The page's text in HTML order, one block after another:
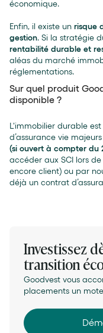
économique.
Enfin, il existe un risque
gestion. Si la stratégie
rentabilité durable et
aléas du marché
réglementations.
Sur quel produit
disponible ?
L'immobilier durable
d’assurance vie
(si ouvert à compter du
accéder aux SCI lors
encore client) ou par
déjà un contrat
Investissez
transition
Goodvest vous
placements un